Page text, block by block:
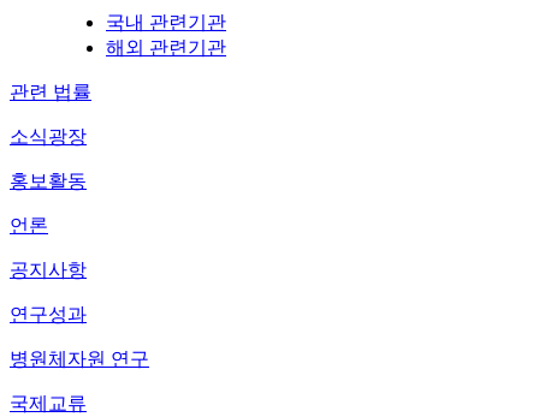
국내 관련기관
해외 관련기관
관련 법률
소식광장
홍보활동
언론
공지사항
연구성과
병원체자원 연구
국제교류